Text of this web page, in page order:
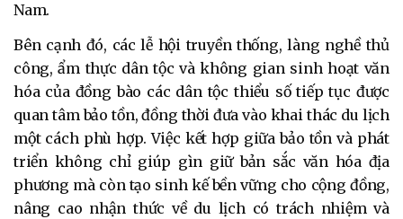
Nam.
Bên cạnh đó, các lễ hội truyền thống, làng nghề thủ
công, ẩm thực dân tộc và không gian sinh hoạt văn
hóa của đồng bào các dân tộc thiểu số tiếp tục được
quan tâm bảo tồn, đồng thời đưa vào khai thác du lịch
một cách phù hợp. Việc kết hợp giữa bảo tồn và phát
triển không chỉ giúp gìn giữ bản sắc văn hóa địa
phương mà còn tạo sinh kế bền vững cho cộng đồng,
nâng cao nhận thức về du lịch có trách nhiệm và